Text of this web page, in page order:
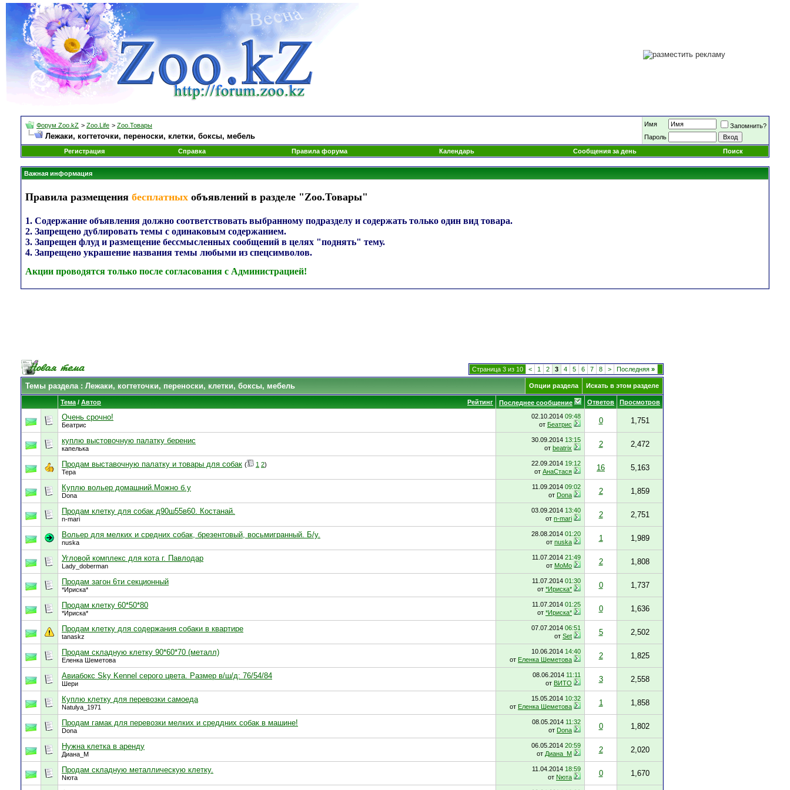
Форум Zoo.kZ > Zoo.Life > Zoo.Товары
Лежаки, когтеточки, переноски, клетки, боксы, мебель
Имя
Запомнить?
Пароль
Регистрация
Справка Правила форума Календарь Сообщения за день Поиск
Важная информация
Правила размещения бесплатных объявлений в разделе "Zoo.Товары"
1. Содержание объявления должно соответствовать выбранному подразделу и содержать только один вид товара.
2. Запрещено дублировать темы с одинаковым содержанием.
3. Запрещен флуд и размещение бессмысленных сообщений в целях "поднять" тему.
4. Запрещено украшение названия темы любыми из спецсимволов.
Акции проводятся только после согласования с Администрацией!
Страница 3 из 10 < 1 2 3 4 5 6 7 8 > Последняя »
Темы раздела: Лежаки, когтеточки, переноски, клетки, боксы, мебель Опции раздела Искать в этом разделе
Рейтинг
Тема / Автор Последнее сообщение Ответов Просмотров
Очень срочно!
Беатрис
02.10.2014 09:48
от Беатрис 0 1,751
куплю выстовочную палатку беренис
капелька
30.09.2014 13:15
от beatrix 2 2,472
Продам выставочную палатку и товары для собак ( 1 2)
Тера
22.09.2014 19:12
от АнаСтася 16 5,163
Куплю вольер домашний.Можно б.у
Dona
11.09.2014 09:02
от Dona 2 1,859
Продам клетку для собак д90ш55в60. Костанай.
n-mari
03.09.2014 13:40
от n-mari 2 2,751
Вольер для мелких и средних собак, брезентовый, восьмигранный. Б/у.
nuska
28.08.2014 01:20
от nuska 1 1,989
Угловой комплекс для кота г. Павлодар
Lady_doberman
11.07.2014 21:49
от MoMo 2 1,808
Продам загон 6ти секционный
*Ириска*
11.07.2014 01:30
от *Ириска* 0 1,737
Продам клетку 60*50*80
*Ириска*
11.07.2014 01:25
от *Ириска* 0 1,636
Продам клетку для содержания собаки в квартире
tanaskz
07.07.2014 06:51
от Set 5 2,502
Продам складную клетку 90*60*70 (металл)
Еленка Шеметова
10.06.2014 14:40
от Еленка Шеметова 2 1,825
Авиабокс Sky Kennel серого цвета. Размер в/ш/д: 76/54/84
Шери
08.06.2014 11:11
от ВИТО 3 2,558
Куплю клетку для перевозки самоеда
Natulya_1971
15.05.2014 10:32
от Еленка Шеметова 1 1,858
Продам гамак для перевозки мелких и среддних собак в машине!
Dona
08.05.2014 11:32
от Dona 0 1,802
Нужна клетка в аренду
Диана_М
06.05.2014 20:59
от Диана_М 2 2,020
Продам складную металлическую клетку.
Nюта
11.04.2014 18:59
от Nюта 0 1,670